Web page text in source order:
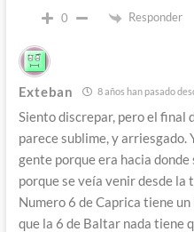
0 Responder
Exteban 8 años han pasado
Siento discrepar, pero el final
parece sublime, y arriesgado.
gente porque era hacia
porque se veía venir desde la
Numero 6 de Caprica tiene
que la 6 de Baltar nada tiene